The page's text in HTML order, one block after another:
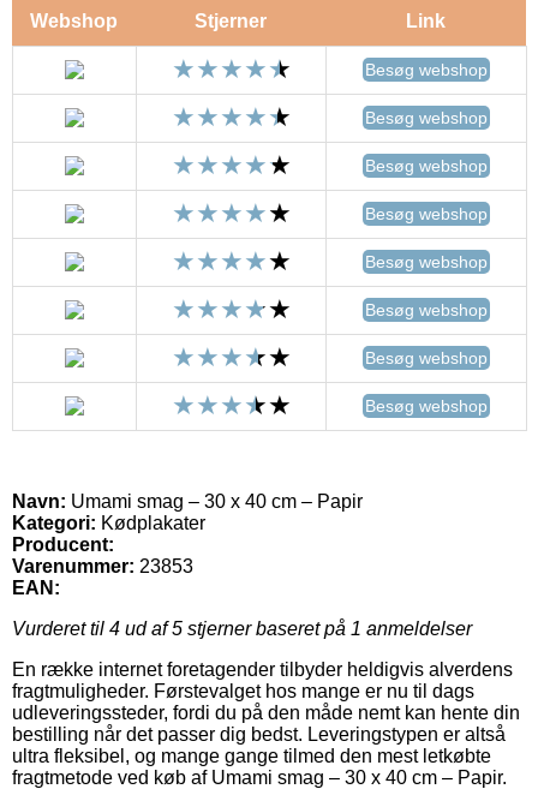
Webshop Stjerner Link
Besøg webshop
Besøg webshop
Besøg webshop
Besøg webshop
Besøg webshop
Besøg webshop
Besøg webshop
Besøg webshop
Navn: Umami smag – 30 x 40 cm – Papir
Kategori: Kødplakater
Producent:
Varenummer: 23853
EAN:
Vurderet til 4 ud af 5 stjerner baseret på 1 anmeldelser
En række internet foretagender tilbyder heldigvis alverdens
fragtmuligheder. Førstevalget hos mange er nu til dags
udleveringssteder, fordi du på den måde nemt kan hente din
bestilling når det passer dig bedst. Leveringstypen er altså
ultra fleksibel, og mange gange tilmed den mest letkøbte
fragtmetode ved køb af Umami smag – 30 x 40 cm – Papir.